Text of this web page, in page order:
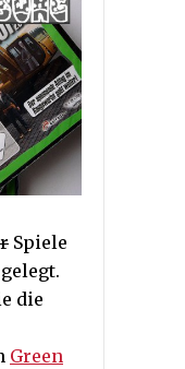
Spiele
die
Green